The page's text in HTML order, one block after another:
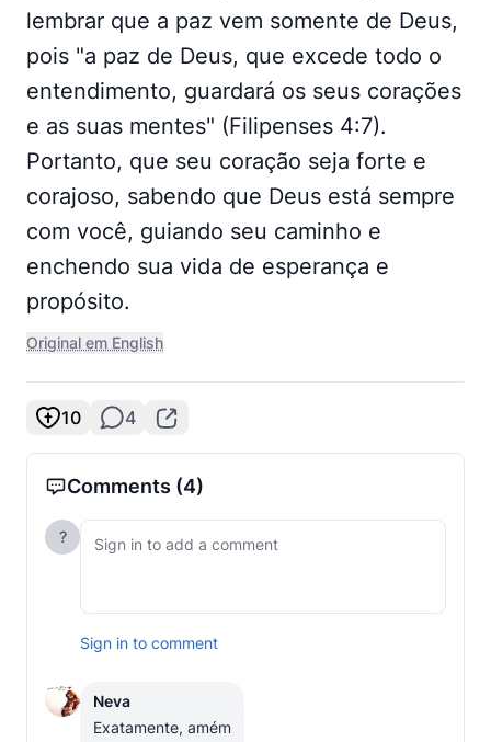
lembrar que a paz vem somente de Deus,
pois "a paz de Deus, que excede todo o
entendimento, guardará os seus corações
e as suas mentes" (Filipenses 4:7).
Portanto, que seu coração seja forte e
corajoso, sabendo que Deus está sempre
com você, guiando seu caminho e
enchendo sua vida de esperança e
propósito.
Original em English
10 4
Comments (4)
?
Sign in to comment
Neva
Exatamente, amém